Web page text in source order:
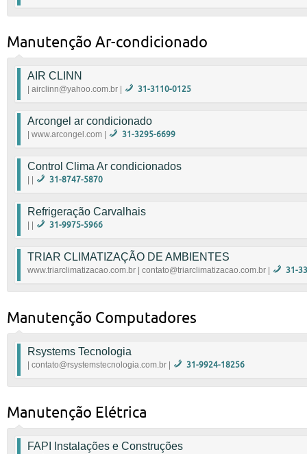
Empresa de desenvolvimento e manutenção de
31-2555-6120 - Rua Ten. Brito Melo, 342 Sala 603 -
http://www.webcolors.com.br|
Manutenção Ar-condicionado
AIR CLINN
| airclinn@yahoo.com.br | 31-3110-0125
|
airclinn@yahoo.com.br
Arcongel ar condicionado
| www.arcongel.com | 31-3295-6699
| www.arcongel.com
Control Clima Ar condicionados
31-8747-5870
|
Refrigeração Carvalhais
31-9975-5966
3443-7171
|
TRIAR CLIMATIZAÇÃO DE AMBIENTES
www.triarclimatizacao.com.br | contato@triarclimatizacao.com.br | 31-
99997-1431
Manutenção Computadores
Rsystems Tecnologia
| contato@rsystemstecnologia.com.br | 31-9924-18256
3054-8188 Michael
Manutenção Elétrica
FAPI Instalações e Construções